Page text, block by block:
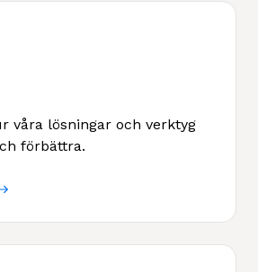
våra lösningar och verktyg
förbättra.